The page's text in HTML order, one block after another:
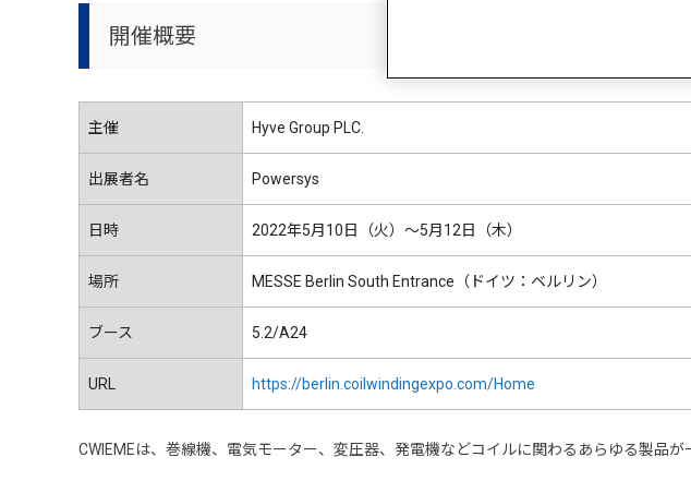
開催概要
主催 Hyve Group PLC.
出展者名 Powersys
日時 2022年5月10日（火）～5月12日（木）
場所 MESSE Berlin South Entrance（ドイツ：ベルリン）
ブース 5.2/A24
URL https://berlin.coilwindingexpo.com/Home
CWIEMEは、巻線機、電気モーター、変圧器、発電機などコイルに関わるあらゆる製品が